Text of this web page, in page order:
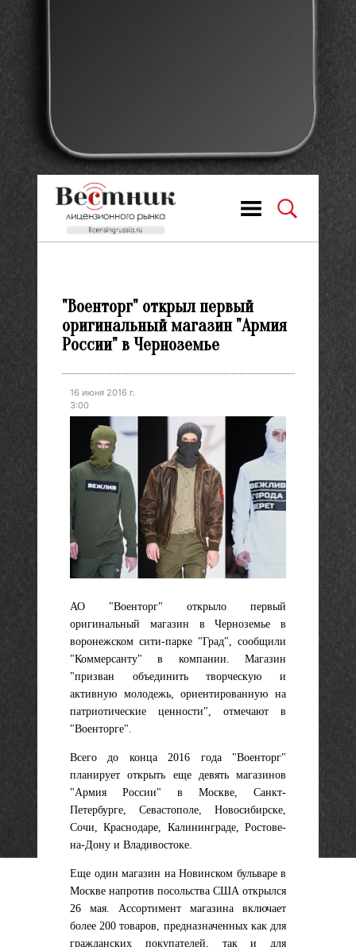
"Военторг" открыл первый
оригинальный магазин "Армия
России" в Черноземье
16 июня 2016 г.
3:00
АО "Военторг" открыло первый
оригинальный магазин в Черноземье в
воронежском сити-парке "Град", сообщили
"Коммерсанту" в компании. Магазин
"призван объединить творческую и
активную молодежь, ориентированную на
патриотические ценности", отмечают в
"Военторге".
Всего до конца 2016 года "Военторг"
планирует открыть еще девять магазинов
"Армия России" в Москве, Санкт-
Петербурге, Севастополе, Новосибирске,
Сочи, Краснодаре, Калининграде, Ростове-
на-Дону и Владивостоке.
Еще один магазин на Новинском бульваре в
Москве напротив посольства США открылся
26 мая. Ассортимент магазина включает
более 200 товаров, предназначенных как для
гражданских покупателей, так и для